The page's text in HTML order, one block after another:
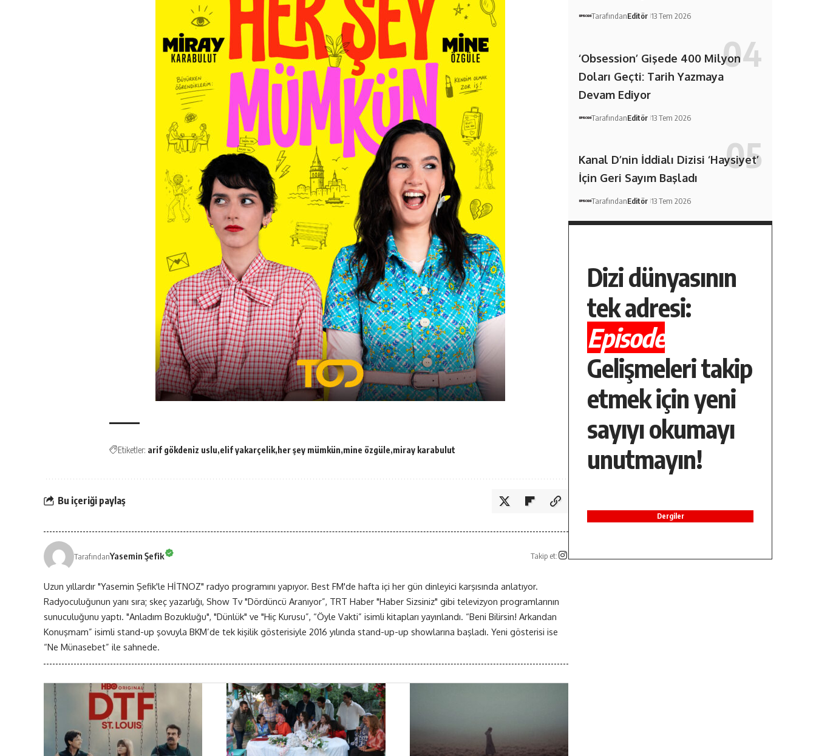
Etiketler: arif gökdeniz uslu elif yakarçelik her şey mümkün mine özgüle miray karabulut
Bu içeriği paylaş
TarafındanYasemin Şefik Takip et:
Uzun yıllardır "Yasemin Şefik'le HİTNOZ" radyo programını yapıyor. Best FM'de hafta içi her gün dinleyici karşısında anlatıyor.
Radyoculuğunun yanı sıra; skeç yazarlığı, Show Tv "Dördüncü Aranıyor”, TRT Haber "Haber Sizsiniz" gibi televizyon programlarının
sunuculuğunu yaptı. "Anladım Bozukluğu", "Dünlük" ve "Hiç Kurusu”, “Öyle Vakti” isimli kitapları yayınlandı. “Beni Bilirsin! Arkandan
Konuşmam” isimli stand-up şovuyla BKM’de tek kişilik gösterisiyle 2016 yılında stand-up-up showlarına başladı. Yeni gösterisi ise
“Ne Münasebet” ile sahnede.
TarafındanEditör 13 Tem 2026
‘Obsession’ Gişede 400 Milyon
Doları Geçti: Tarih Yazmaya
Devam Ediyor
TarafındanEditör 13 Tem 2026
Kanal D’nin İddialı Dizisi ‘Haysiyet’
İçin Geri Sayım Başladı
TarafındanEditör 13 Tem 2026
Dizi dünyasının
tek adresi:
Episode
Gelişmeleri takip
etmek için yeni
sayıyı okumayı
unutmayın!
Dergiler